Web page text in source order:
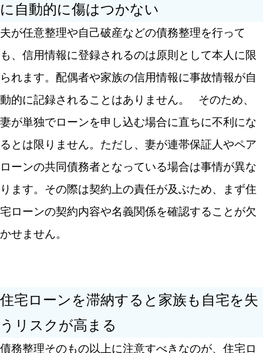
に自動的に傷はつかない
夫が任意整理や自己破産などの債務整理を行って
も、信用情報に登録されるのは原則として本人に限
られます。配偶者や家族の信用情報に事故情報が自
動的に記録されることはありません。
そのため、
妻が単独でローンを申し込む場合に直ちに不利にな
るとは限りません。ただし、妻が連帯保証人やペア
ローンの共同債務者となっている場合は事情が異な
ります。その際は契約上の責任が及ぶため、まず住
宅ローンの契約内容や名義関係を確認することが欠
かせません。
住宅ローンを滞納すると家族も自宅を失
うリスクが高まる
債務整理そのもの以上に注意すべきなのが、住宅ロ